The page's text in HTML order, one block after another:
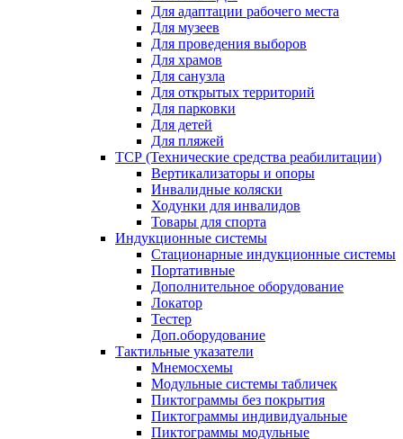
Для адаптации рабочего места
Для музеев
Для проведения выборов
Для храмов
Для санузла
Для открытых территорий
Для парковки
Для детей
Для пляжей
ТСР (Технические средства реабилитации)
Вертикализаторы и опоры
Инвалидные коляски
Ходунки для инвалидов
Товары для спорта
Индукционные системы
Стационарные индукционные системы
Портативные
Дополнительное оборудование
Локатор
Тестер
Доп.оборудование
Тактильные указатели
Мнемосхемы
Модульные системы табличек
Пиктограммы без покрытия
Пиктограммы индивидуальные
Пиктограммы модульные